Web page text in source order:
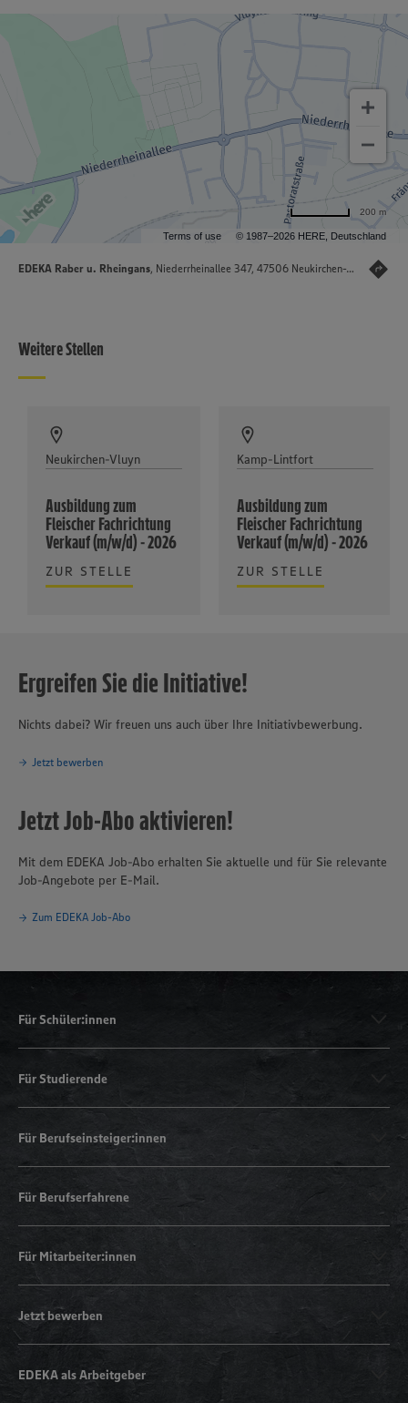
Terms of use © 1987–2026 HERE, Deutschland
200 m
EDEKA Raber u. Rheingans, Niederrheinallee 347, 47506 Neukirchen-Vluyn
Weitere Stellen
Neukirchen-Vluyn
Ausbildung zum
Fleischer Fachrichtung
Verkauf (m/w/d) - 2026
ZUR STELLE
Kamp-Lintfort
Ausbildung zum
Fleischer Fachrichtung
Verkauf (m/w/d) - 2026
ZUR STELLE
Ergreifen Sie die Initiative!
Nichts dabei? Wir freuen uns auch über Ihre Initiativbewerbung.
Jetzt bewerben
Jetzt Job-Abo aktivieren!
Mit dem EDEKA Job-Abo erhalten Sie aktuelle und für Sie relevante
Job-Angebote per E-Mail.
Zum EDEKA Job-Abo
Für Schüler:innen
Für Studierende
Für Berufseinsteiger:innen
Für Berufserfahrene
Für Mitarbeiter:innen
Jetzt bewerben
EDEKA als Arbeitgeber